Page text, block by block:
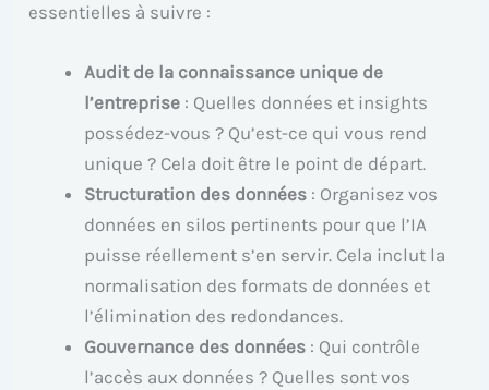
essentielles à suivre :
Audit de la connaissance unique de
l’entreprise : Quelles données et insights
possédez-vous ? Qu’est-ce qui vous rend
unique ? Cela doit être le point de départ.
Structuration des données : Organisez vos
données en silos pertinents pour que l’IA
puisse réellement s’en servir. Cela inclut la
normalisation des formats de données et
l’élimination des redondances.
Gouvernance des données : Qui contrôle
l’accès aux données ? Quelles sont vos